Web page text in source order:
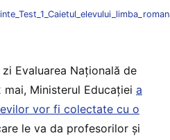
Evaluarea Națională de
mai, Ministerul Educației a
vor fi colectate cu o
le va da profesorilor și